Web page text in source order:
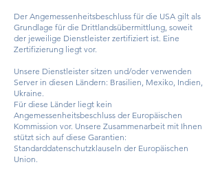
Der Angemessenheitsbeschluss für die USA gilt als
Grundlage für die Drittlandsübermittlung, soweit
der jeweilige Dienstleister zertifiziert ist. Eine
Zertifizierung liegt vor.
Unsere Dienstleister sitzen und/oder verwenden
Server in diesen Ländern: Brasilien, Mexiko, Indien,
Ukraine.
Für diese Länder liegt kein
Angemessenheitsbeschluss der Europäischen
Kommission vor. Unsere Zusammenarbeit mit Ihnen
stützt sich auf diese Garantien:
Standarddatenschutzklauseln der Europäischen
Union.